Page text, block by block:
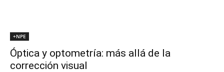
+NPE
Óptica y optometría: más allá de la
corrección visual